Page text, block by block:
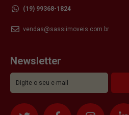
(19) 99368-1824
vendas@sassiimoveis.com.br
Newsletter